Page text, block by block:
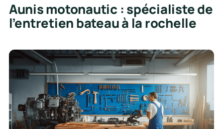
Aunis motonautic : spécialiste de
l’entretien bateau à la rochelle